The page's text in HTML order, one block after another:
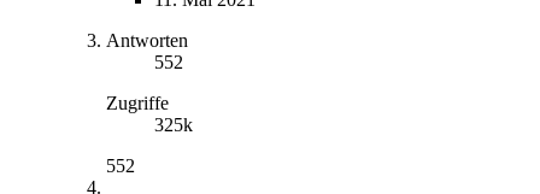
Antworten
552
Zugriffe
325k
552